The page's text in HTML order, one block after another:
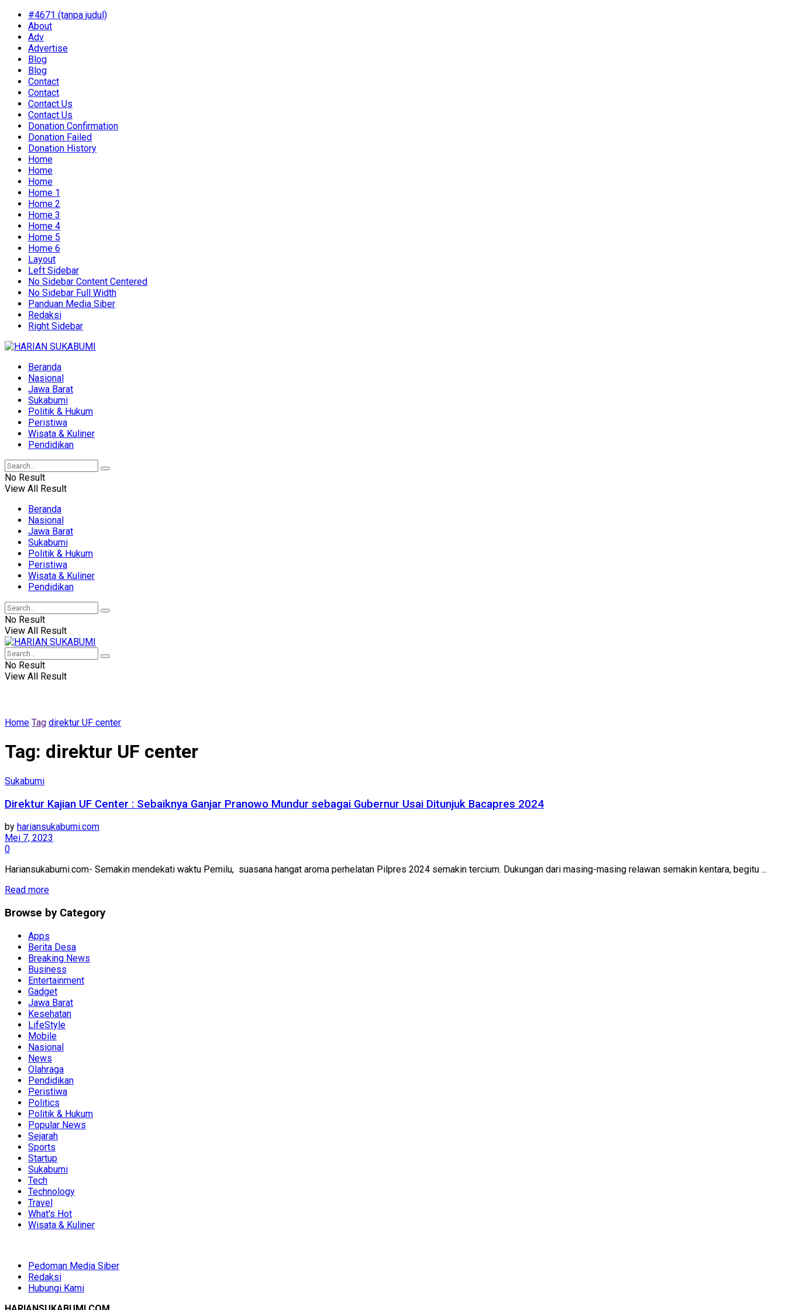
#4671 (tanpa judul)
About
Adv
Advertise
Blog
Blog
Contact
Contact
Contact Us
Contact Us
Donation Confirmation
Donation Failed
Donation History
Home
Home
Home
Home 1
Home 2
Home 3
Home 4
Home 5
Home 6
Layout
Left Sidebar
No Sidebar Content Centered
No Sidebar Full Width
Panduan Media Siber
Redaksi
Right Sidebar
Beranda
Nasional
Jawa Barat
Sukabumi
Politik & Hukum
Peristiwa
Wisata & Kuliner
Pendidikan
No Result
View All Result
Beranda
Nasional
Jawa Barat
Sukabumi
Politik & Hukum
Peristiwa
Wisata & Kuliner
Pendidikan
No Result
View All Result
No Result
View All Result
Home Tag direktur UF center
Tag: direktur UF center
Sukabumi
Direktur Kajian UF Center : Sebaiknya Ganjar Pranowo Mundur sebagai Gubernur Usai Ditunjuk Bacapres 2024
by hariansukabumi.com
Mei 7, 2023
0
Hariansukabumi.com- Semakin mendekati waktu Pemilu, suasana hangat aroma perhelatan Pilpres 2024 semakin tercium. Dukungan dari masing-masing relawan semakin kentara, begitu ...
Read more
Browse by Category
Apps
Berita Desa
Breaking News
Business
Entertainment
Gadget
Jawa Barat
Kesehatan
LifeStyle
Mobile
Nasional
News
Olahraga
Pendidikan
Peristiwa
Politics
Politik & Hukum
Popular News
Sejarah
Sports
Startup
Sukabumi
Tech
Technology
Travel
What's Hot
Wisata & Kuliner
Pedoman Media Siber
Redaksi
Hubungi Kami